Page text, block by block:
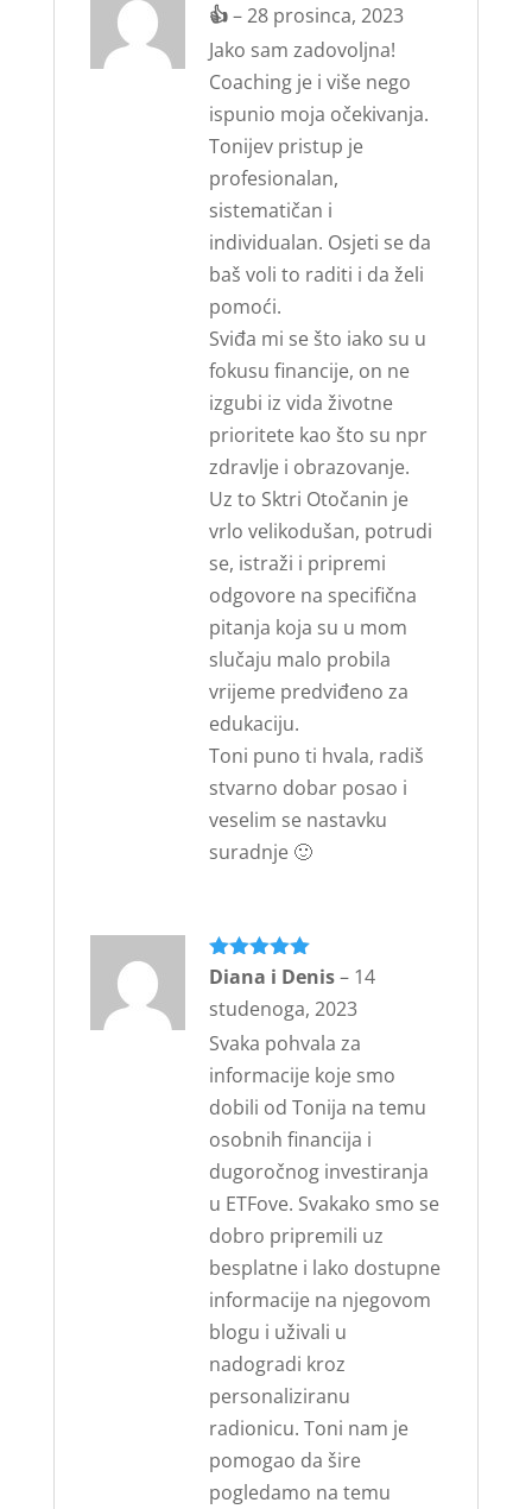
Ocijenjeno5
👍–28 prosinca, 2023
Jako sam zadovoljna!
Coaching je i više nego
ispunio moja očekivanja.
Tonijev pristup je
profesionalan,
sistematičan i
individualan. Osjeti se da
baš voli to raditi i da želi
pomoći.
Sviđa mi se što iako su u
fokusu financije, on ne
izgubi iz vida životne
prioritete kao što su npr
zdravlje i obrazovanje.
Uz to Sktri Otočanin je
vrlo velikodušan, potrudi
se, istraži i pripremi
odgovore na specifična
pitanja koja su u mom
slučaju malo probila
vrijeme predviđeno za
edukaciju.
Toni puno ti hvala, radiš
stvarno dobar posao i
veselim se nastavku
suradnje 🙂
Ocijenjeno5
Diana i Denis– 14
studenoga, 2023
Svaka pohvala za
informacije koje smo
dobili od Tonija na temu
osobnih financija i
dugoročnog investiranja
u ETFove. Svakako smo se
dobro pripremili uz
besplatne i lako dostupne
informacije na njegovom
blogu i uživali u
nadogradi kroz
personaliziranu
radionicu. Toni nam je
pomogao da šire
pogledamo na temu